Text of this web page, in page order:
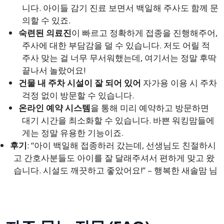
니다. 아이들 감기 진료 보면서 백일해 주사도 함께 문
의할 수 있죠.
숙련된 의료진이 빠르고 정확하게 접종을 진행해주어,
주사에 대한 부담감을 덜 수 있습니다. 저도 어릴 적
주사 맞는 걸 너무 무서워했는데, 여기서는 정말 후딱
끝나서 놀랐어요!
건물 내 주차 시설이 잘 되어 있어 자가용 이용 시 주차
걱정 없이 방문할 수 있습니다.
온라인 예약 시스템을 통해 미리 예약하고 방문하면
대기 시간을 최소화할 수 있습니다. 바쁜 워킹맘들에
게는 정말 유용한 기능이죠.
후기: “아이 백일해 접종하러 갔는데, 선생님도 친절하시
고 간호사분들도 아이를 잘 달래주셔서 편하게 맞고 왔
습니다. 시설도 깨끗하고 좋았어요!” – 행복한 새솔맘 님